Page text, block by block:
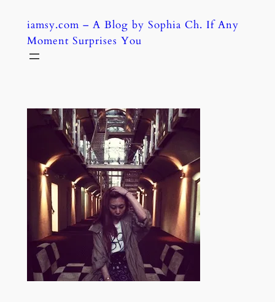
content
iamsy.com – A Blog by Sophia Ch. If Any
Moment Surprises You